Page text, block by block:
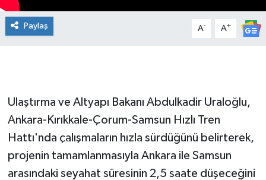
Paylaş A- A+
Ulaştırma ve Altyapı Bakanı Abdulkadir Uraloğlu,
Ankara-Kırıkkale-Çorum-Samsun Hızlı Tren
Hattı'nda çalışmaların hızla sürdüğünü belirterek,
projenin tamamlanmasıyla Ankara ile Samsun
arasındaki seyahat süresinin 2,5 saate düşeceğini